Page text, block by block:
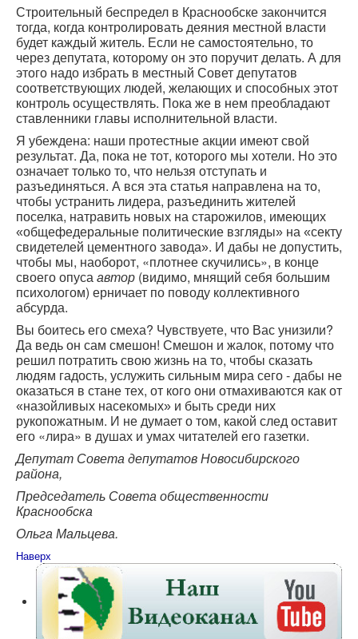
Строительный беспредел в Краснообске закончится
тогда, когда контролировать деяния местной власти
будет каждый житель. Если не самостоятельно, то
через депутата, которому он это поручит делать. А для
этого надо избрать в местный Совет депутатов
соответствующих людей, желающих и способных этот
контроль осуществлять. Пока же в нем преобладают
ставленники главы исполнительной власти.
Я убеждена: наши протестные акции имеют свой
результат. Да, пока не тот, которого мы хотели. Но это
означает только то, что нельзя отступать и
разъединяться. А вся эта статья направлена на то,
чтобы устранить лидера, разъединить жителей
поселка, натравить новых на старожилов, имеющих
«общефедеральные политические взгляды» на «секту
свидетелей цементного завода». И дабы не допустить,
чтобы мы, наоборот, «плотнее скучились», в конце
своего опуса автор (видимо, мнящий себя большим
психологом) ерничает по поводу коллективного
абсурда.
Вы боитесь его смеха? Чувствуете, что Вас унизили?
Да ведь он сам смешон! Смешон и жалок, потому что
решил потратить свою жизнь на то, чтобы сказать
людям гадость, услужить сильным мира сего - дабы не
оказаться в стане тех, от кого они отмахиваются как от
«назойливых насекомых» и быть среди них
рукопожатным. И не думает о том, какой след оставит
его «лира» в душах и умах читателей его газетки.
Депутат Совета депутатов Новосибирского
района,
Председатель Совета общественности
Краснообска
Ольга Мальцева.
Наверх